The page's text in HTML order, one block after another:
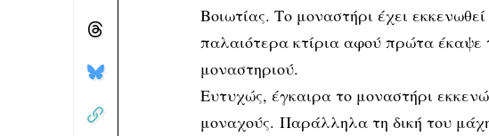
Βοιωτίας. Το μοναστήρι έχει
παλαιότερα κτίρια αφού πρώτα έκαψε
μοναστηριού.
Ευτυχώς, έγκαιρα το μοναστήρι
μοναχούς. Παράλληλα τη δική του